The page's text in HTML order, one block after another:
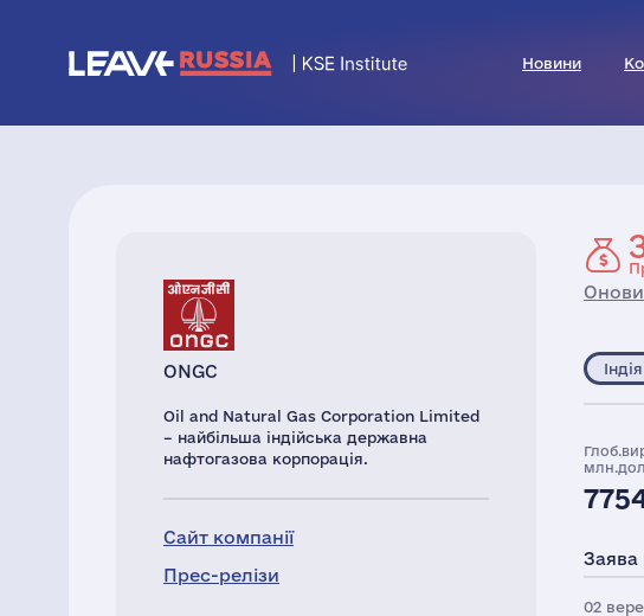
Новини
ONGC
Oil and Natural Gas Corporation Limited
– найбільша індійська державна
нафтогазова корпорація.
Сайт компанії
Прес-релізи
Індія
Заява
02